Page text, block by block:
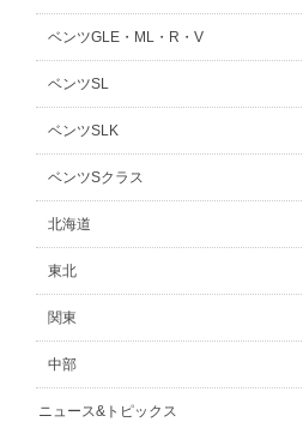
ベンツGLE・ML・R・V
ベンツSL
ベンツSLK
ベンツSクラス
北海道
東北
関東
中部
ニュース&トピックス